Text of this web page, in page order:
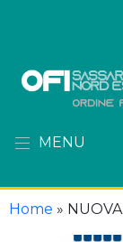
MENU
Home »